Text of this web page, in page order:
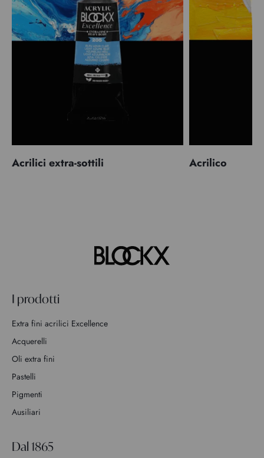
Acrilici extra-sottili Acrilico
I prodotti
Extra fini acrilici Excellence
Acquerelli
Oli extra fini
Pastelli
Pigmenti
Ausiliari
Dal 1865